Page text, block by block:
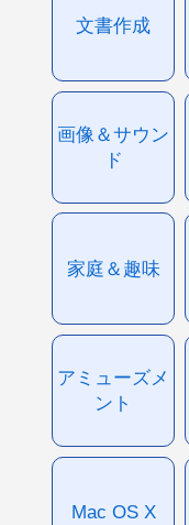
文書作成
画像＆サウン
ド
家庭＆趣味
アミューズメ
ント
Mac OS X